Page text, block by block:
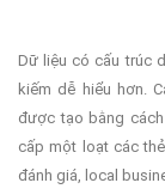
Dữ liệu có cấu trúc
kiếm dễ hiểu hơn.
được tạo bằng
cấp một loạt các
đánh giá, local